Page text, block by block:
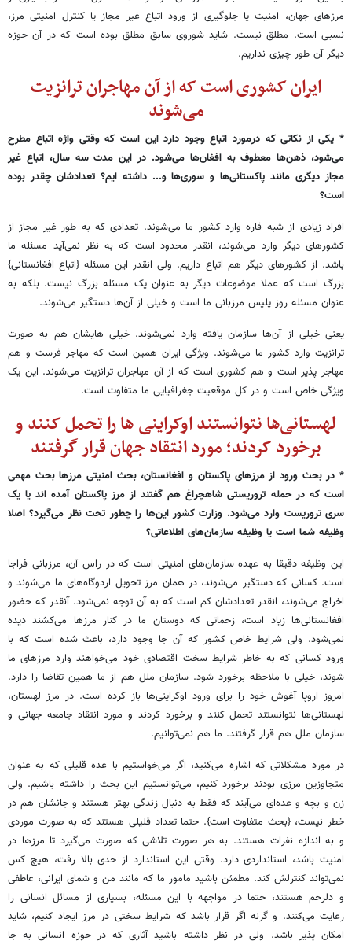
مرزهای جهان، امنیت یا جلوگیری از ورود اتباع غیر مجاز یا کنترل امنیتی مرز،
نسبی است. مطلق نیست. شاید شوروی سابق مطلق بوده است که در آن حوزه
دیگر آن طور چیزی نداریم.
ایران کشوری است که از آن مهاجران ترانزیت
می‌شوند
* یکی از نکاتی که درمورد اتباع وجود دارد این است که وقتی واژه اتباع مطرح
می‌شود، ذهن‌ها معطوف به افغان‌ها می‌شود. در این مدت سه سال، اتباع غیر
مجاز دیگری مانند پاکستانی‌ها و سوری‌ها و... داشته ایم؟ تعدادشان چقدر بوده
است؟
افراد زیادی از شبه قاره وارد کشور ما می‌شوند. تعدادی که به طور غیر مجاز از
کشورهای دیگر وارد می‌شوند، انقدر محدود است که به نظر نمی‌آید مسئله ما
باشد. از کشورهای دیگر هم اتباع داریم. ولی انقدر این مسئله {اتباع افغانستانی}
بزرگ است که عملا موضوعات دیگر به عنوان یک مسئله بزرگ نیست. بلکه به
عنوان مسئله روز پلیس مرزبانی ما است و خیلی از آن‌ها دستگیر می‌شوند.
یعنی خیلی از آن‌ها سازمان یافته وارد نمی‌شوند. خیلی هایشان هم به صورت
ترانزیت وارد کشور ما می‌شوند. ویژگی ایران همین است که مهاجر فرست و هم
مهاجر پذیر است و هم کشوری است که از آن مهاجران ترانزیت می‌شوند. این یک
ویژگی خاص است و در کل موقعیت جغرافیایی ما متفاوت است.
لهستانی‌ها نتوانستند اوکراینی ها را تحمل کنند و
برخورد کردند؛ مورد انتقاد جهان قرار گرفتند
* در بحث ورود از مرزهای پاکستان و افغانستان، بحث امنیتی مرزها بحث مهمی
است که در حمله تروریستی شاهچراغ هم گفتند از مرز پاکستان آمده اند یا یک
سری تروریست وارد می‌شود. وزارت کشور این‌ها را چطور تحت نظر می‌گیرد؟ اصلا
وظیفه شما است یا وظیفه سازمان‌های اطلاعاتی؟
این وظیفه دقیقا به عهده سازمان‌های امنیتی است که در راس آن، مرزبانی فراجا
است. کسانی که دستگیر می‌شوند، در همان مرز تحویل اردوگاه‌های ما می‌شوند و
اخراج می‌شوند، انقدر تعدادشان کم است که به آن توجه نمی‌شود. آنقدر که حضور
افغانستانی‌ها زیاد است، زحماتی که دوستان ما در کنار مرزها می‌کشند دیده
نمی‌شود. ولی شرایط خاص کشور که آن جا وجود دارد، باعث شده است که با
ورود کسانی که به خاطر شرایط سخت اقتصادی خود می‌خواهند وارد مرزهای ما
شوند، خیلی با ملاحظه برخورد شود. سازمان ملل هم از ما همین تقاضا را دارد.
امروز اروپا آغوش خود را برای ورود اوکراینی‌ها باز کرده است. در مرز لهستان،
لهستانی‌ها نتوانستند تحمل کنند و برخورد کردند و مورد انتقاد جامعه جهانی و
سازمان ملل هم قرار گرفتند. ما هم نمی‌توانیم.
در مورد مشکلاتی که اشاره می‌کنید، اگر می‌خواستیم با عده قلیلی که به عنوان
متجاوزین مرزی بودند برخورد کنیم، می‌توانستیم این بحث را داشته باشیم. ولی
زن و بچه و عده‌ای می‌آیند که فقط به دنبال زندگی بهتر هستند و جانشان هم در
خطر نیست، {بحث متفاوت است}. حتما تعداد قلیلی هستند که به صورت موردی
و به اندازه نفرات هستند. به هر صورت تلاشی که صورت می‌گیرد تا مرزها در
امنیت باشد، استانداردی دارد. وقتی این استاندارد از حدی بالا رفت، هیچ کس
نمی‌تواند کنترلش کند. مطمئن باشید مامور ما که مانند من و شمای ایرانی، عاطفی
و دلرحم هستند، حتما در مواجهه با این مسئله، بسیاری از مسائل انسانی را
رعایت می‌کنند. و گرنه اگر قرار باشد که شرایط سختی در مرز ایجاد کنیم، شاید
امکان پذیر باشد. ولی در نظر داشته باشید آثاری که در حوزه انسانی به جا